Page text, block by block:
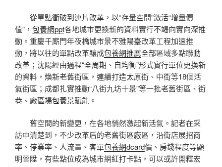
從單點衝破到連片改革，以“存量空間”激活“增量價
值”， 包養網ppt各地城市更換新的資料實行不竭向實向深推
動。重慶千廝門年夜橋城市景不雅陽臺改革工程加速推
動，將以往的單點改革釀成包養網推薦全部區域多點聯動
改革；沈陽經由過程“全周期、自均衡”形式實行單位更換新
的資料，煥新老舊街區，連續打造太原街、中街等18個活
氣街區；成都扎實推動“八街九坊十景”等一批老舊街區、街
巷、廠區場包養景賦能。
舊空間的新變更，在各地悄然激起新活氣。記者在采
訪中清楚到，不少改革后的老舊街區廠區，沿街店展招商
率、停業率、人流量、客單包養網dcard價、房錢程度等顯
明晉陞，有些點位成為城市網紅打卡點，可以或許開釋宏